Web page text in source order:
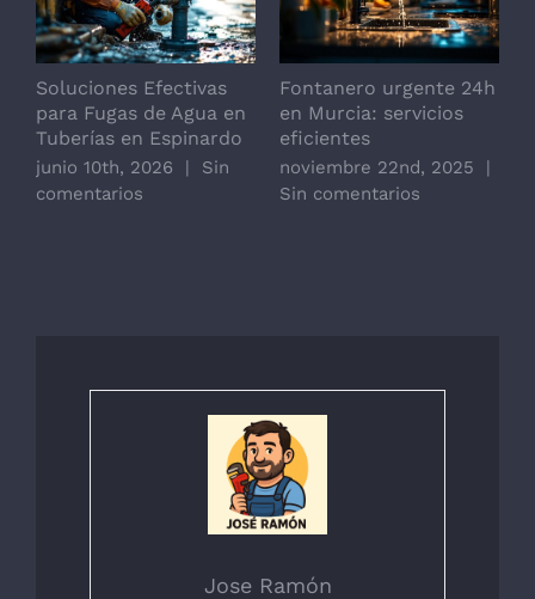
Soluciones Efectivas
para Fugas de Agua en
Tuberías en Espinardo
junio 10th, 2026 |
Sin
comentarios
Fontanero urgente 24h
en Murcia: servicios
eficientes
noviembre 22nd, 2025
|
Sin comentarios
Jose Ramón